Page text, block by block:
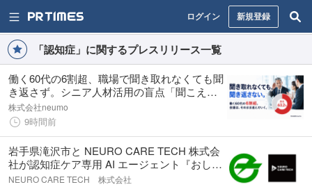
ログイン 新規登録
「認知症」に関するプレスリリース一覧
働く60代の6割超、職場で聞き取れなくても聞
き返さず。シニア人材活用の盲点「聞こえの
支援」、8割弱が必要と回答
株式会社neumo
9時間前
岩手県滝沢市と NEURO CARE TECH 株式会
社が認知症ケア専用 AI エージェント『おしえ
て岡本くん！』の実証実験に向けた連携協定
NEURO CARE TECH 株式会社